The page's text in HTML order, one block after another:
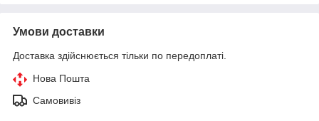
Умови доставки
Доставка здійснюється тільки по передоплаті.
Нова Пошта
Самовивіз